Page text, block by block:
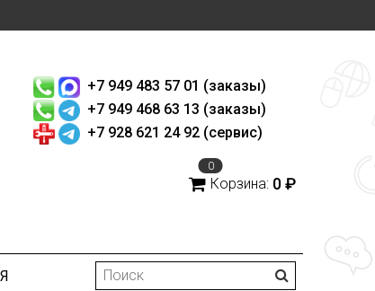
+7 949 483 57 01 (заказы)
+7 949 468 63 13 (заказы)
+7 928 621 24 92 (сервис)
0
Корзина: 0 ₽